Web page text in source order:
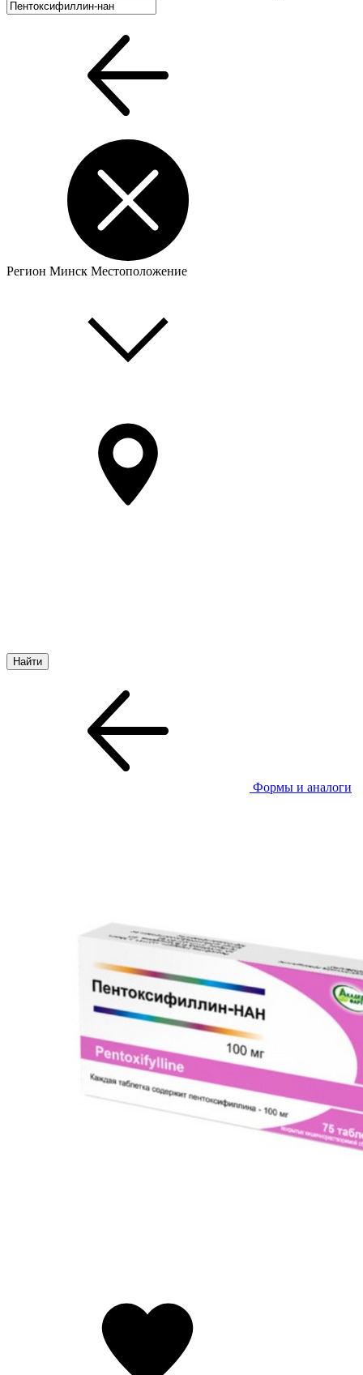
Регион Минск Местоположение
Формы и аналоги